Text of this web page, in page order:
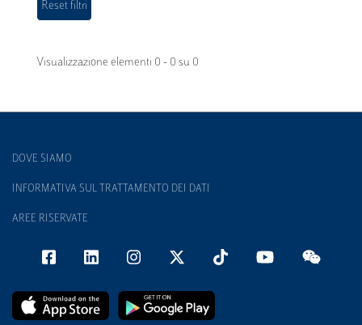
Visualizzazione elementi 0 - 0 su 0
DOVE SIAMO
INFORMATIVA SUL TRATTAMENTO DEI DATI
AREE RISERVATE